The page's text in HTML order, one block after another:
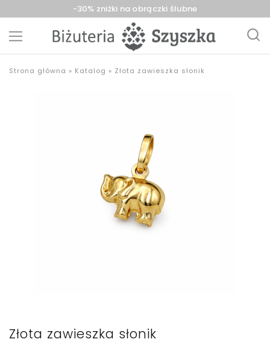
-30% zniżki na obrączki ślubne
Szyszka
z
Strona główna » Katalog » Złota zawieszka słonik
Złota zawieszka słonik